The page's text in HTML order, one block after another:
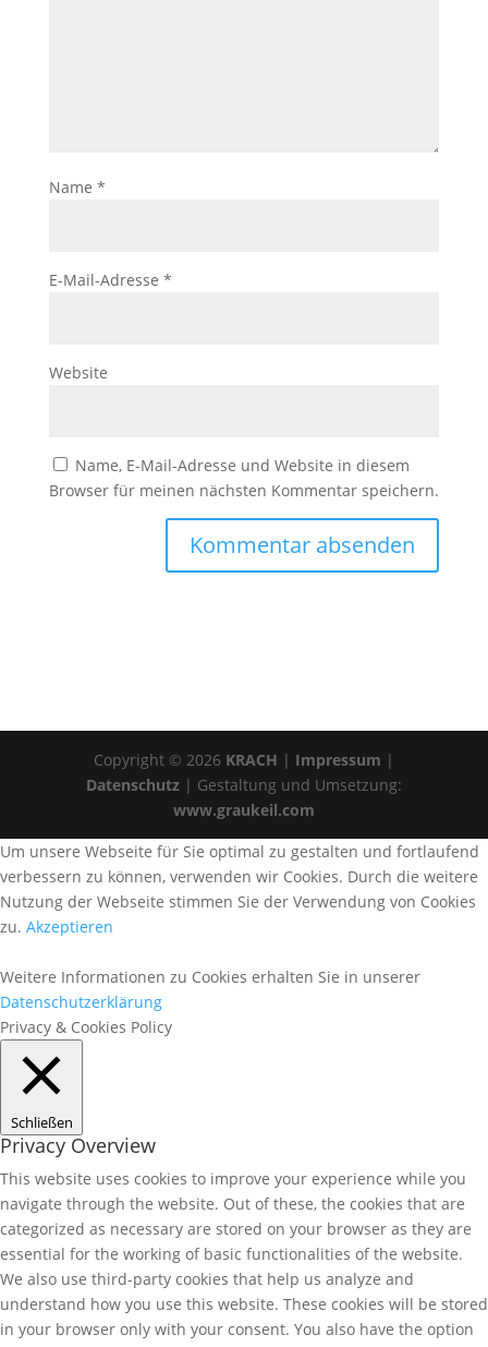
Name *
E-Mail-Adresse *
Website
Name, E-Mail-Adresse und Website in diesem
Browser für meinen nächsten Kommentar speichern.
Copyright © 2026 KRACH | Impressum |
Datenschutz| Gestaltung und Umsetzung:
www.graukeil.com
Um unsere Webseite für Sie optimal zu gestalten und fortlaufend
verbessern zu können, verwenden wir Cookies. Durch die weitere
Nutzung der Webseite stimmen Sie der Verwendung von Cookies
zu. Akzeptieren
Weitere Informationen zu Cookies erhalten Sie in unserer
Datenschutzerklärung
Privacy & Cookies Policy
Schließen
Privacy Overview
This website uses cookies to improve your experience while you
navigate through the website. Out of these, the cookies that are
categorized as necessary are stored on your browser as they are
essential for the working of basic functionalities of the website.
We also use third-party cookies that help us analyze and
understand how you use this website. These cookies will be stored
in your browser only with your consent. You also have the option